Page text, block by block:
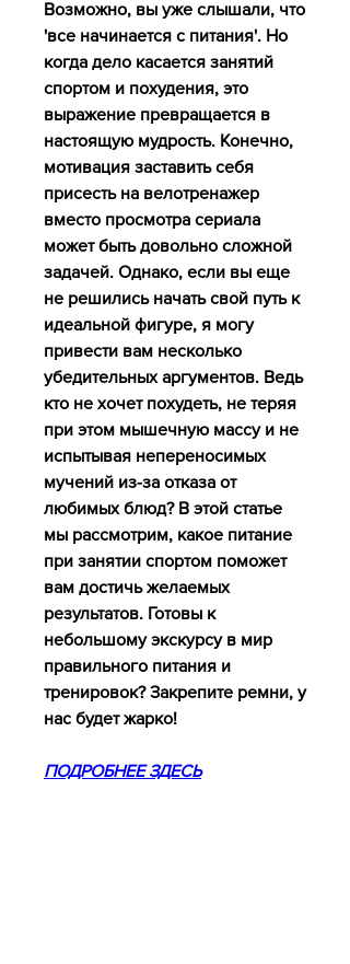
Возможно, вы уже слышали, что
'все начинается с питания'. Но
когда дело касается занятий
спортом и похудения, это
выражение превращается в
настоящую мудрость. Конечно,
мотивация заставить себя
присесть на велотренажер
вместо просмотра сериала
может быть довольно сложной
задачей. Однако, если вы еще
не решились начать свой путь к
идеальной фигуре, я могу
привести вам несколько
убедительных аргументов. Ведь
кто не хочет похудеть, не теряя
при этом мышечную массу и не
испытывая непереносимых
мучений из-за отказа от
любимых блюд? В этой статье
мы рассмотрим, какое питание
при занятии спортом поможет
вам достичь желаемых
результатов. Готовы к
небольшому экскурсу в мир
правильного питания и
тренировок? Закрепите ремни, у
нас будет жарко!
ПОДРОБНЕЕ ЗДЕСЬ